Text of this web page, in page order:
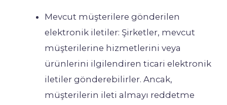
Mevcut müşterilere gönderilen
elektronik iletiler: Şirketler, mevcut
müşterilerine hizmetlerini veya
ürünlerini ilgilendiren ticari elektronik
iletiler gönderebilirler. Ancak,
müşterilerin ileti almayı reddetme